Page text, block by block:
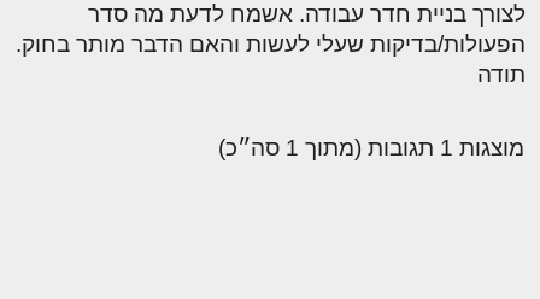
לצורך בניית חדר עבודה. אשמח לדעת מה סדר
הפעולות/בדיקות שעלי לעשות והאם הדבר מותר בחוק.
תודה
מוצגות 1 תגובות (מתוך 1 סה״כ)